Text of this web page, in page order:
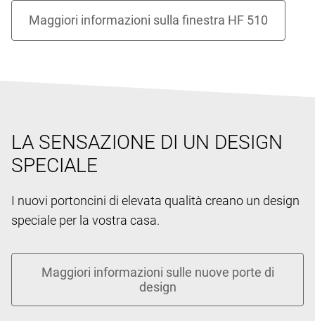
LA SENSAZIONE DI UN DESIGN
SPECIALE
I nuovi portoncini di elevata qualità creano un design
speciale per la vostra casa.